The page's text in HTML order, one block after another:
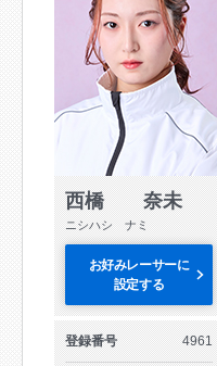
西橋 奈未
ニシハシ ナミ
お好みレーサーに
設定する
登録番号 4961